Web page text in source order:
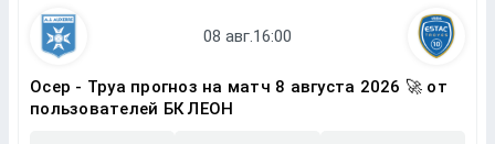
Осер - Труа прогноз на матч 8 августа 2026 🚀 от
пользователей БК ЛЕОН